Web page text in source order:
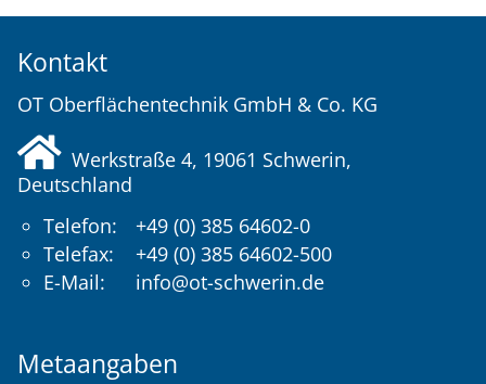
Kontakt
OT Oberflächentechnik GmbH & Co. KG
Werkstraße 4, 19061 Schwerin,
Deutschland
Telefon:
+49 (0) 385 64602-0
Telefax:
+49 (0) 385 64602-500
E-Mail:
info@ot-schwerin.de
Metaangaben